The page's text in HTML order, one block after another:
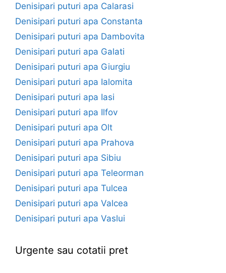
Denisipari puturi apa Calarasi
Denisipari puturi apa Constanta
Denisipari puturi apa Dambovita
Denisipari puturi apa Galati
Denisipari puturi apa Giurgiu
Denisipari puturi apa Ialomita
Denisipari puturi apa Iasi
Denisipari puturi apa Ilfov
Denisipari puturi apa Olt
Denisipari puturi apa Prahova
Denisipari puturi apa Sibiu
Denisipari puturi apa Teleorman
Denisipari puturi apa Tulcea
Denisipari puturi apa Valcea
Denisipari puturi apa Vaslui
Urgente sau cotatii pret